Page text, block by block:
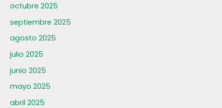
octubre 2025
septiembre 2025
agosto 2025
julio 2025
junio 2025
mayo 2025
abril 2025